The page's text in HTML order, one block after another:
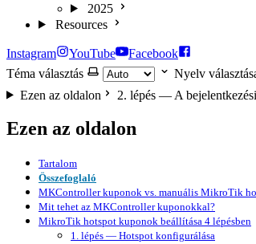
2025
Resources
Instagram YouTube
Facebook
Téma választás
Nyelv
Ezen az oldalon 2. lépés — A
Ezen az oldalon
Tartalom
Összefoglaló
MKController kuponok vs. manuális MikroTik
Mit tehet az MKController kuponokkal?
MikroTik hotspot kuponok beállítása 4 lépésben
1. lépés — Hotspot konfigurálása